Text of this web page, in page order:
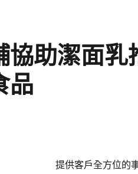
協助潔面
品
提供客戶全方位的